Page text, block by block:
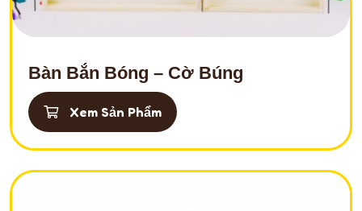
Bàn Bắn Bóng – Cờ Búng
Xem Sản Phẩm